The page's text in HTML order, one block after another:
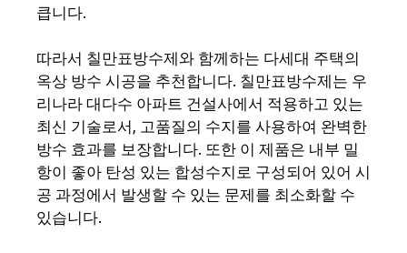
큽니다.
따라서 칠만표방수제와 함께하는 다세대 주택의
옥상 방수 시공을 추천합니다. 칠만표방수제는 우
리나라 대다수 아파트 건설사에서 적용하고 있는
최신 기술로서, 고품질의 수지를 사용하여 완벽한
방수 효과를 보장합니다. 또한 이 제품은 내부 밀
항이 좋아 탄성 있는 합성수지로 구성되어 있어 시
공 과정에서 발생할 수 있는 문제를 최소화할 수
있습니다.